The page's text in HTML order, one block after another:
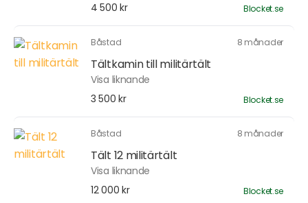
4 500 kr
Blocket.se
Båstad 8 månader
Tältkamin till militärtält
Visa liknande
3 500 kr
Blocket.se
Båstad 8 månader
Tält 12 militärtält
Visa liknande
12 000 kr
Blocket.se